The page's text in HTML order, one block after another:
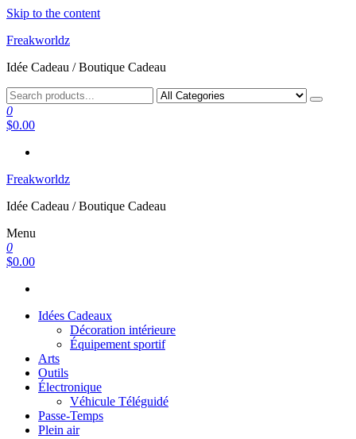
Skip to the content
Freakworldz
Idée Cadeau / Boutique Cadeau
0
$0.00
Freakworldz
Idée Cadeau / Boutique Cadeau
Menu
0
$0.00
Idées Cadeaux
Décoration intérieure
Équipement sportif
Arts
Outils
Électronique
Véhicule Téléguidé
Passe-Temps
Plein air